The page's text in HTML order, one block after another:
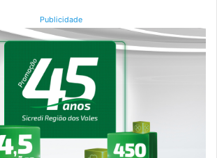
Publicidade